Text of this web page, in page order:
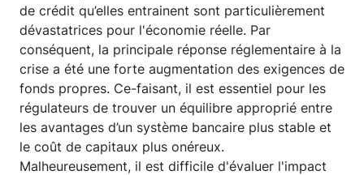
de crédit qu’elles entrainent sont particulièrement
dévastatrices pour l'économie réelle. Par
conséquent, la principale réponse réglementaire à la
crise a été une forte augmentation des exigences de
fonds propres. Ce-faisant, il est essentiel pour les
régulateurs de trouver un équilibre approprié entre
les avantages d’un système bancaire plus stable et
le coût de capitaux plus onéreux.
Malheureusement, il est difficile d'évaluer l'impact